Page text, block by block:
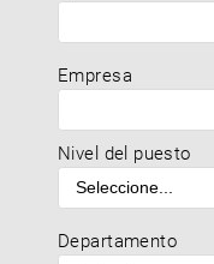
Empresa
Nivel del puesto
Departamento